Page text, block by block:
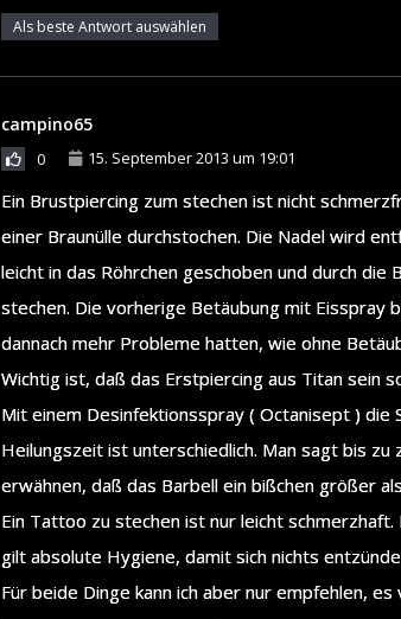
Als beste Antwort auswählen
campino65
0 15. September 2013 um 19:01
Ein Brustpiercing zum stechen ist nicht
einer Braunülle durchstochen. Die Nadel wird
leicht in das Röhrchen geschoben und durch
stechen. Die vorherige Betäubung mit Eisspray
dannach mehr Probleme hatten, wie ohne
Wichtig ist, daß das Erstpiercing aus Titan sein
Mit einem Desinfektionsspray ( Octanisept ) die
Heilungszeit ist unterschiedlich. Man sagt bis
erwähnen, daß das Barbell ein bißchen größer
Ein Tattoo zu stechen ist nur leicht
gilt absolute Hygiene, damit sich nichts
Für beide Dinge kann ich aber nur empfehlen,